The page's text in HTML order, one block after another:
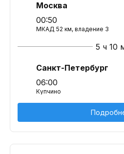
Москва
00:50
МКАД 52 км, владение 3
5 ч 10
Санкт-Петербург
06:00
Купчино